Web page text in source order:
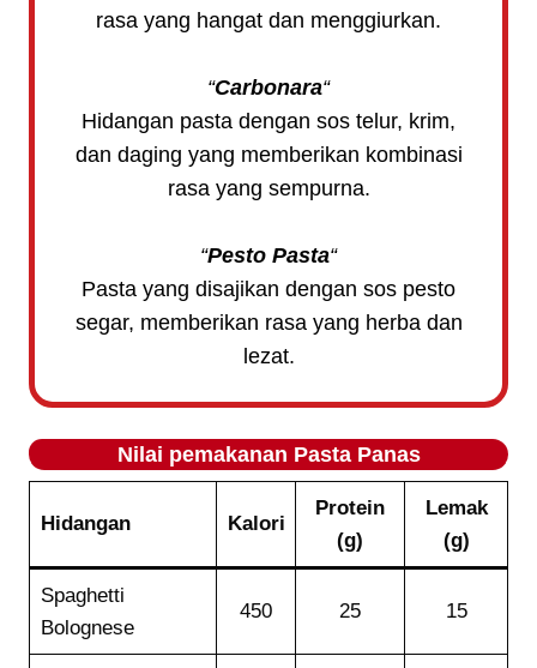
rasa yang hangat dan menggiurkan.
“Carbonara“
Hidangan pasta dengan sos telur, krim,
dan daging yang memberikan kombinasi
rasa yang sempurna.
“Pesto Pasta“
Pasta yang disajikan dengan sos pesto
segar, memberikan rasa yang herba dan
lezat.
Nilai pemakanan Pasta Panas
Hidangan Kalori
Protein
(g)
Lemak
(g)
Spaghetti
Bolognese
450 25 15